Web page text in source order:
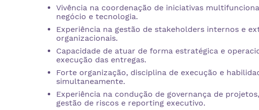
Vivência na coordenação de iniciativas
negócio e tecnologia.
Experiência na gestão de stakeholders internos e
organizacionais.
Capacidade de atuar de forma estratégica e
execução das entregas.
Forte organização, disciplina de execução e
simultaneamente.
Experiência na condução de governança de
gestão de riscos e reporting executivo.